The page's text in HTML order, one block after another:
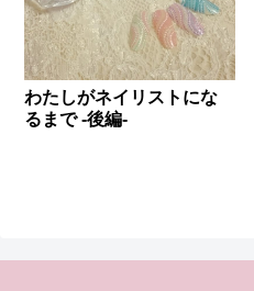
わたしがネイリストにな
るまで -後編-